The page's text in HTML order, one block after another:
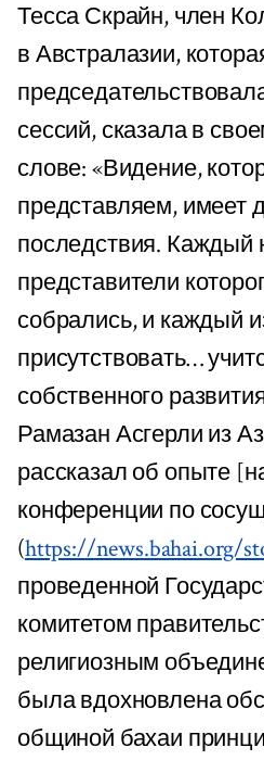
Тесса Скрайн, член
в Австралазии,
сессий, сказала в
слове: «Видение,
представляем, имеет
последствия. Каждый
представители
собрались, и каждый
присутствовать…
собственного
Рамазан Асгерли из
рассказал об опыте
конференции по
(https://news.bahai.org/
проведенной
комитетом
религиозным
была вдохновлена
общиной бахаи